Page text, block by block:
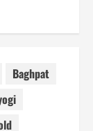
Baghpat